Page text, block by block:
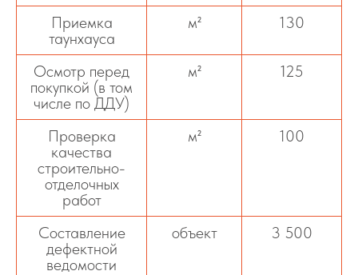
Приемка
таунхауса
м² 130
Осмотр перед
покупкой (в том
числе по ДДУ)
м² 125
Проверка
качества
строительно-
отделочных
работ
м² 100
Составление
дефектной
ведомости
объект 3 500